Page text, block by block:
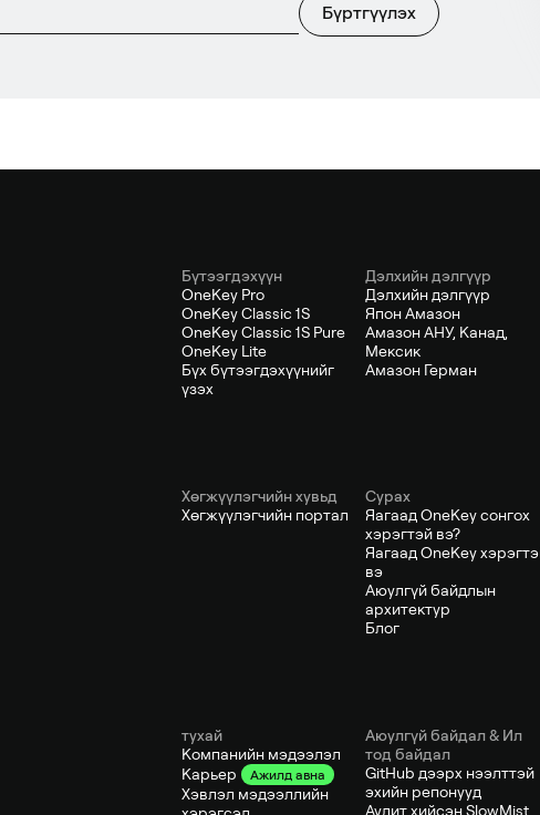
Бүртгүүлэх
Бүтээгдэхүүн
OneKey Pro
OneKey Classic 1S
OneKey Classic 1S Pure
OneKey Lite
Бүх бүтээгдэхүүнийг
үзэх
Дэлхийн дэлгүүр
Дэлхийн дэлгүүр
Япон Амазон
Амазон АНУ, Канад,
Мексик
Амазон Герман
Хөгжүүлэгчийн хувьд
Хөгжүүлэгчийн портал
Сурах
Яагаад OneKey сонгох
хэрэгтэй вэ?
Яагаад OneKey
вэ
Аюулгүй байдлын
архитектур
Блог
тухай
Компанийн мэдээлэл
Карьер
Ажилд авна
Хэвлэл мэдээллийн
Аюулгүй байдал & Ил
тод байдал
GitHub дээрх нээлттэй
эхийн репонууд
Аудит хийсэн SlowMist